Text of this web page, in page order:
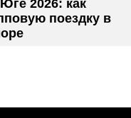
2026: как
поездку в